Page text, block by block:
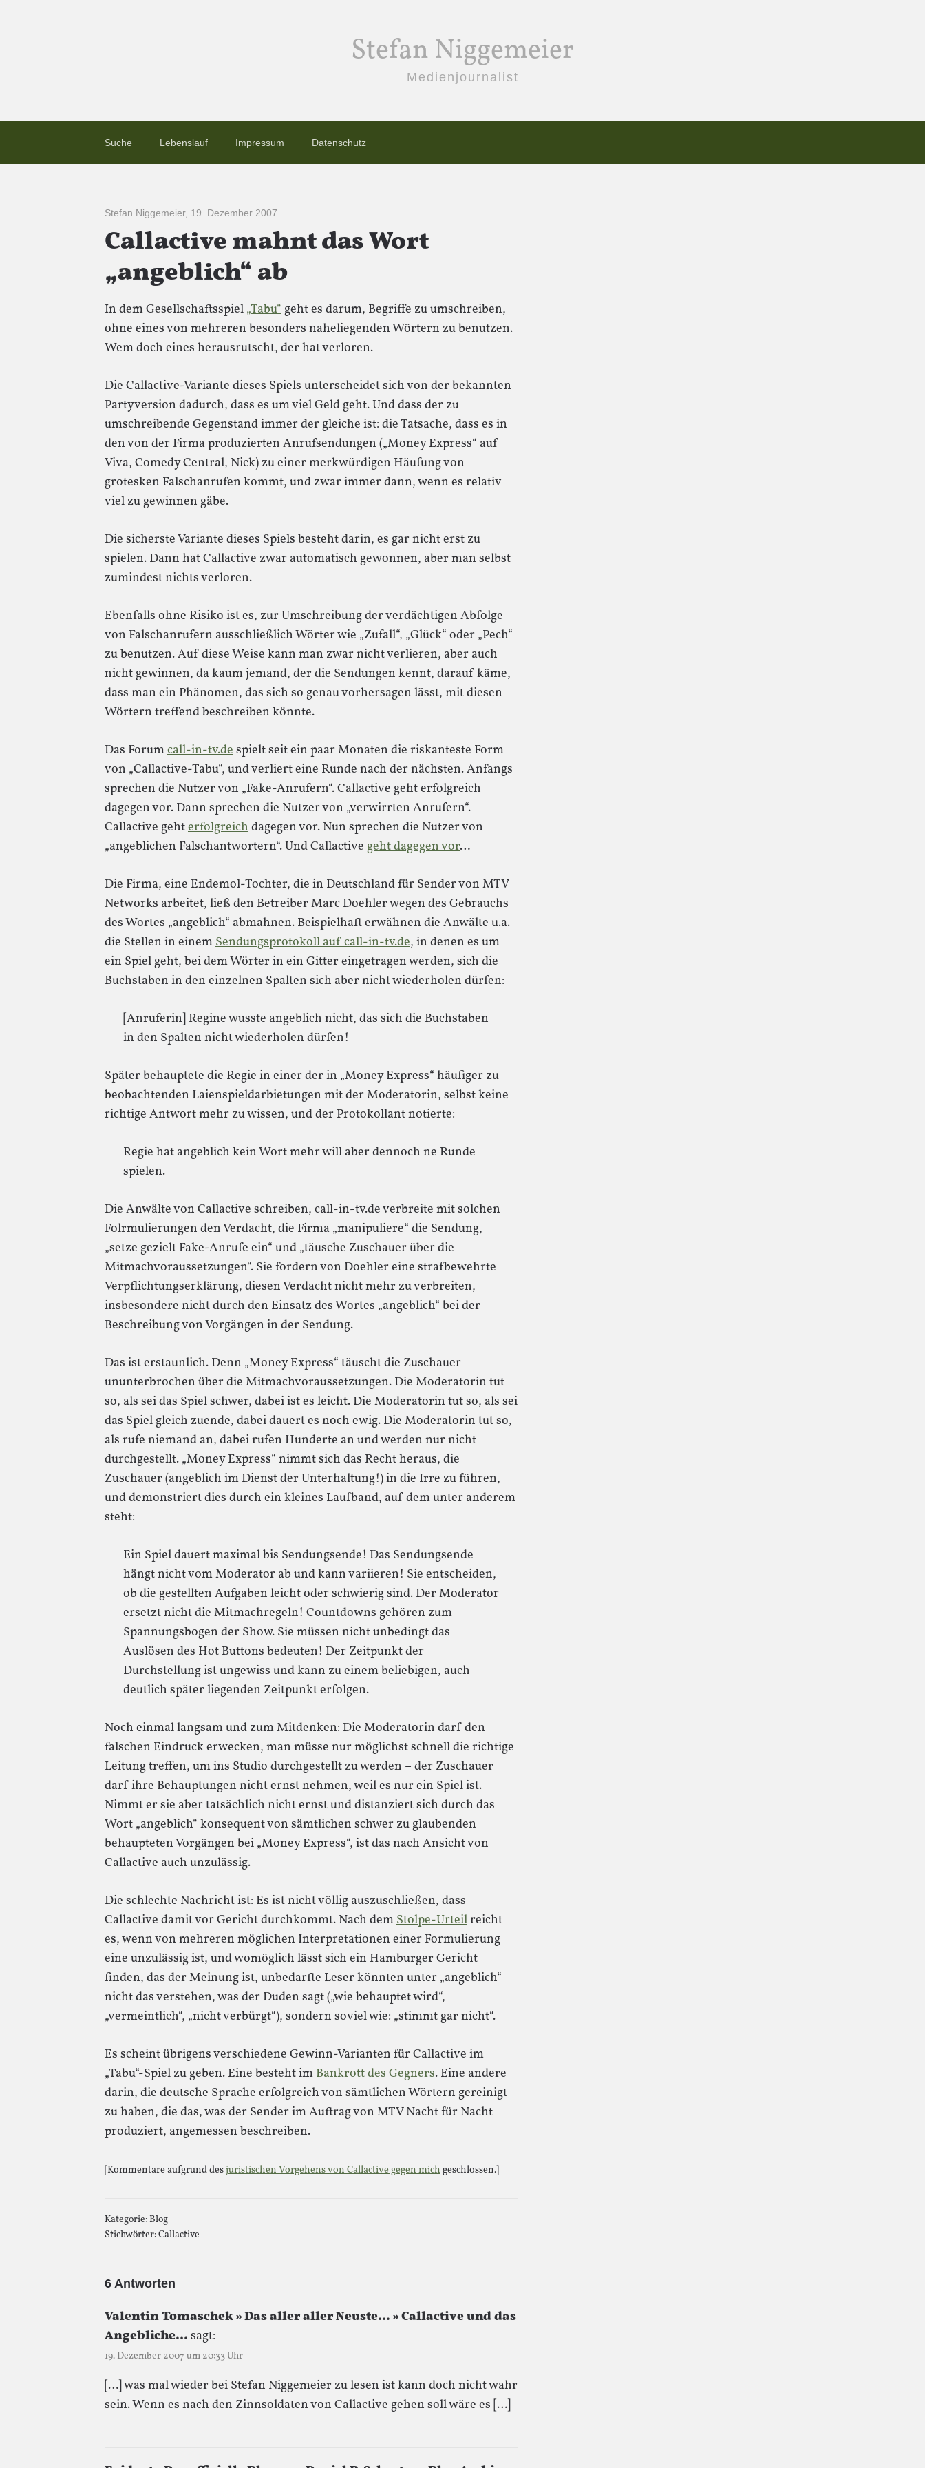
Stefan Niggemeier
Medienjournalist
Suche Lebenslauf Impressum Datenschutz
Stefan Niggemeier, 19. Dezember 2007
Callactive mahnt das Wort
„angeblich“ ab
In dem Gesellschaftsspiel „Tabu“geht es darum, Begriffe zu umschreiben,
ohne eines von mehreren besonders naheliegenden Wörtern zu benutzen.
Wem doch eines herausrutscht, der hat verloren.
Die Callactive-Variante dieses Spiels unterscheidet sich von der bekannten
Partyversion dadurch, dass es um viel Geld geht. Und dass der zu
umschreibende Gegenstand immer der gleiche ist: die Tatsache, dass es in
den von der Firma produzierten Anrufsendungen („Money Express“ auf
Viva, Comedy Central, Nick) zu einer merkwürdigen Häufung von
grotesken Falschanrufen kommt, und zwar immer dann, wenn es relativ
viel zu gewinnen gäbe.
Die sicherste Variante dieses Spiels besteht darin, es gar nicht erst zu
spielen. Dann hat Callactive zwar automatisch gewonnen, aber man selbst
zumindest nichts verloren.
Ebenfalls ohne Risiko ist es, zur Umschreibung der verdächtigen Abfolge
von Falschanrufern ausschließlich Wörter wie „Zufall“, „Glück“ oder „Pech“
zu benutzen. Auf diese Weise kann man zwar nicht verlieren, aber auch
nicht gewinnen, da kaum jemand, der die Sendungen kennt, darauf käme,
dass man ein Phänomen, das sich so genau vorhersagen lässt, mit diesen
Wörtern treffend beschreiben könnte.
Das Forumcall-in-tv.despielt seit ein paar Monaten die riskanteste Form
von „Callactive-Tabu“, und verliert eine Runde nach der nächsten. Anfangs
sprechen die Nutzer von „Fake-Anrufern“. Callactive geht erfolgreich
dagegen vor. Dann sprechen die Nutzer von „verwirrten Anrufern“.
Callactive gehterfolgreichdagegen vor. Nun sprechen die Nutzer von
„angeblichen Falschantwortern“. Und Callactive geht dagegen vor…
Die Firma, eine Endemol-Tochter, die in Deutschland für Sender von MTV
Networks arbeitet, ließ den Betreiber Marc Doehler wegen des Gebrauchs
des Wortes „angeblich“ abmahnen. Beispielhaft erwähnen die Anwälte u.a.
die Stellen in einemSendungsprotokoll auf call-in-tv.de, in denen es um
ein Spiel geht, bei dem Wörter in ein Gitter eingetragen werden, sich die
Buchstaben in den einzelnen Spalten sich aber nicht wiederholen dürfen:
[Anruferin] Regine wusste angeblich nicht, das sich die Buchstaben
in den Spalten nicht wiederholen dürfen!
Später behauptete die Regie in einer der in „Money Express“ häufiger zu
beobachtenden Laienspieldarbietungen mit der Moderatorin, selbst keine
richtige Antwort mehr zu wissen, und der Protokollant notierte:
Regie hat angeblich kein Wort mehr will aber dennoch ne Runde
spielen.
Die Anwälte von Callactive schreiben, call-in-tv.de verbreite mit solchen
Folrmulierungen den Verdacht, die Firma „manipuliere“ die Sendung,
„setze gezielt Fake-Anrufe ein“ und „täusche Zuschauer über die
Mitmachvoraussetzungen“. Sie fordern von Doehler eine strafbewehrte
Verpflichtungserklärung, diesen Verdacht nicht mehr zu verbreiten,
insbesondere nicht durch den Einsatz des Wortes „angeblich“ bei der
Beschreibung von Vorgängen in der Sendung.
Das ist erstaunlich. Denn „Money Express“ täuscht die Zuschauer
ununterbrochen über die Mitmachvoraussetzungen. Die Moderatorin tut
so, als sei das Spiel schwer, dabei ist es leicht. Die Moderatorin tut so, als sei
das Spiel gleich zuende, dabei dauert es noch ewig. Die Moderatorin tut so,
als rufe niemand an, dabei rufen Hunderte an und werden nur nicht
durchgestellt. „Money Express“ nimmt sich das Recht heraus, die
Zuschauer (angeblich im Dienst der Unterhaltung!) in die Irre zu führen,
und demonstriert dies durch ein kleines Laufband, auf dem unter anderem
steht:
Ein Spiel dauert maximal bis Sendungsende! Das Sendungsende
hängt nicht vom Moderator ab und kann variieren! Sie entscheiden,
ob die gestellten Aufgaben leicht oder schwierig sind. Der Moderator
ersetzt nicht die Mitmachregeln! Countdowns gehören zum
Spannungsbogen der Show. Sie müssen nicht unbedingt das
Auslösen des Hot Buttons bedeuten! Der Zeitpunkt der
Durchstellung ist ungewiss und kann zu einem beliebigen, auch
deutlich später liegenden Zeitpunkt erfolgen.
Noch einmal langsam und zum Mitdenken: Die Moderatorin darf den
falschen Eindruck erwecken, man müsse nur möglichst schnell die richtige
Leitung treffen, um ins Studio durchgestellt zu werden – der Zuschauer
darf ihre Behauptungen nicht ernst nehmen, weil es nur ein Spiel ist.
Nimmt er sie aber tatsächlich nicht ernst und distanziert sich durch das
Wort „angeblich“ konsequent von sämtlichen schwer zu glaubenden
behaupteten Vorgängen bei „Money Express“, ist das nach Ansicht von
Callactive auch unzulässig.
Die schlechte Nachricht ist: Es ist nicht völlig auszuschließen, dass
Callactive damit vor Gericht durchkommt. Nach demStolpe-Urteilreicht
es, wenn von mehreren möglichen Interpretationen einer Formulierung
eine unzulässig ist, und womöglich lässt sich ein Hamburger Gericht
finden, das der Meinung ist, unbedarfte Leser könnten unter „angeblich“
nicht das verstehen, was der Duden sagt („wie behauptet wird“,
„vermeintlich“, „nicht verbürgt“), sondern soviel wie: „stimmt gar nicht“.
Es scheint übrigens verschiedene Gewinn-Varianten für Callactive im
„Tabu“-Spiel zu geben. Eine besteht imBankrott des Gegners. Eine andere
darin, die deutsche Sprache erfolgreich von sämtlichen Wörtern gereinigt
zu haben, die das, was der Sender im Auftrag von MTV Nacht für Nacht
produziert, angemessen beschreiben.
[Kommentare aufgrund desjuristischen Vorgehens von Callactive gegen michgeschlossen.]
Kategorie:Blog
Stichwörter:Callactive
6 Antworten
Valentin Tomaschek » Das aller aller Neuste... » Callactive und das
Angebliche… sagt:
19. Dezember 2007 um 20:33 Uhr
[…] was mal wieder bei Stefan Niggemeier zu lesen ist kann doch nicht wahr
sein. Wenn es nach den Zinnsoldaten von Callactive gehen soll wäre es […]